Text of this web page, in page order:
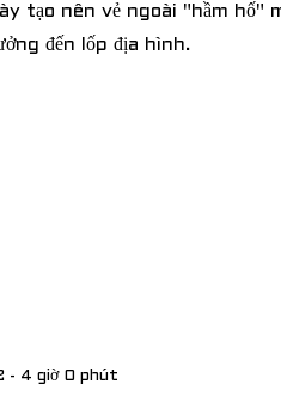
tạo nên vẻ ngoài "hầm hố"
đến lốp địa hình.